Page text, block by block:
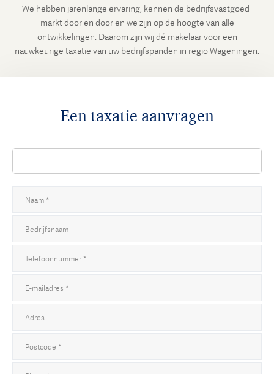
We hebben jarenlange ervaring, kennen de bedrijfsvastgoed-
markt door en door en we zijn op de hoogte van alle
ontwikkelingen. Daarom zijn wij dé makelaar voor een
nauwkeurige taxatie van uw bedrijfspanden in regio Wageningen.
Een taxatie aanvragen